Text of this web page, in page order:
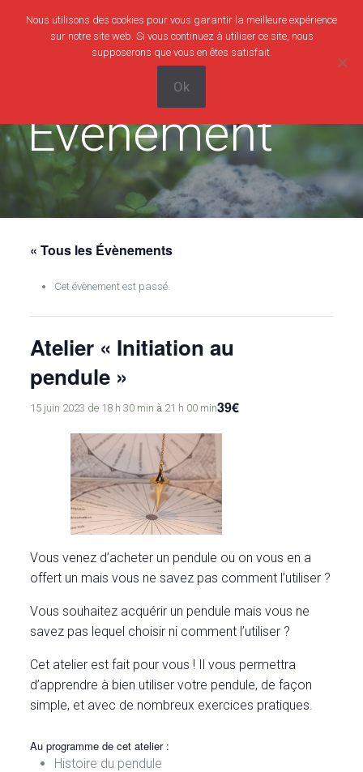
0
0,00€
Evènement
« Tous les Évènements
Cet évènement est passé.
Atelier « Initiation au
pendule »
15 juin 2023 de 18 h 30 min à 21 h 00 min39€
Vous venez d’acheter un pendule ou on vous en a
offert un mais vous ne savez pas comment l’utiliser ?
Vous souhaitez acquérir un pendule mais vous ne
savez pas lequel choisir ni comment l’utiliser ?
Cet atelier est fait pour vous ! Il vous permettra
d’apprendre à bien utiliser votre pendule, de façon
simple, et avec de nombreux exercices pratiques.
Au programme de cet atelier :
Histoire du pendule
Nous utilisons des cookies pour vous garantir la meilleure expérience
sur notre site web. Si vous continuez à utiliser ce site, nous
supposerons que vous en êtes satisfait.
Ok